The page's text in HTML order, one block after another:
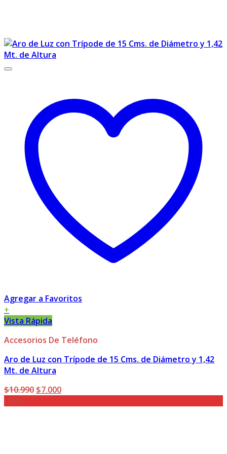
Agregar a Favoritos
+
Vista Rápida
Accesorios De Teléfono
Aro de Luz con Trípode de 15 Cms. de Diámetro y 1,42
Mt. de Altura
$10.990 El
$7.000El